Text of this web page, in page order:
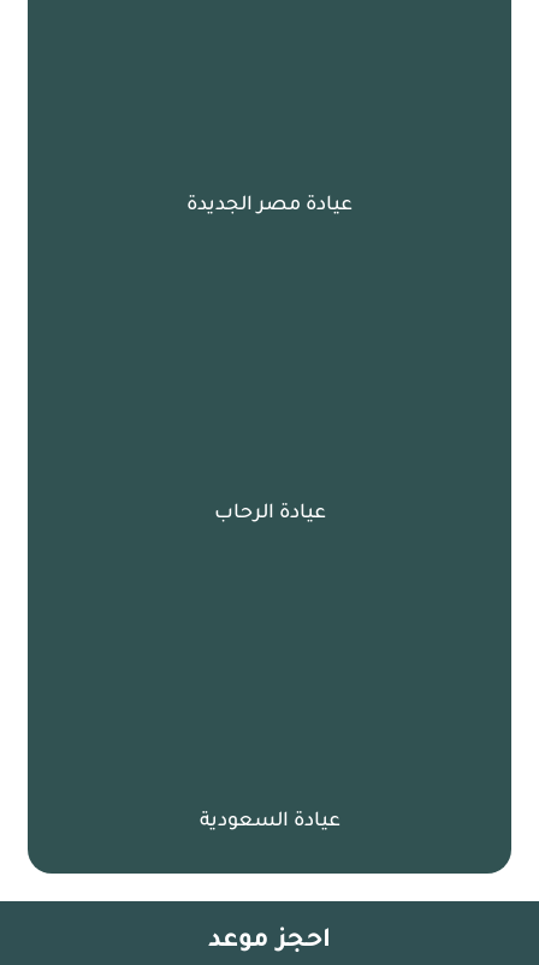
عيادة مصر الجديدة
عيادة الرحاب
عيادة السعودية
احجز موعد